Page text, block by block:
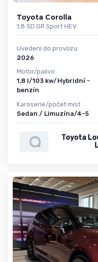
Toyota Corolla
1,8 SD GR Sport HEV
Uvedení do provozu
2026
Motor/palivo
1,8 l/103 kw/Hybridní -
benzín
Karoserie/počet míst
Sedan / Limuzína/4-5
Toyota